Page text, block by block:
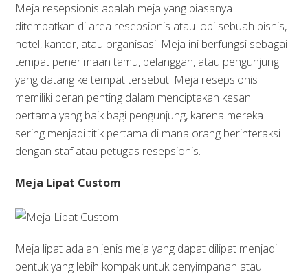
Meja resepsionis adalah meja yang biasanya
ditempatkan di area resepsionis atau lobi sebuah bisnis,
hotel, kantor, atau organisasi. Meja ini berfungsi sebagai
tempat penerimaan tamu, pelanggan, atau pengunjung
yang datang ke tempat tersebut. Meja resepsionis
memiliki peran penting dalam menciptakan kesan
pertama yang baik bagi pengunjung, karena mereka
sering menjadi titik pertama di mana orang berinteraksi
dengan staf atau petugas resepsionis.
Meja Lipat Custom
Meja lipat adalah jenis meja yang dapat dilipat menjadi
bentuk yang lebih kompak untuk penyimpanan atau